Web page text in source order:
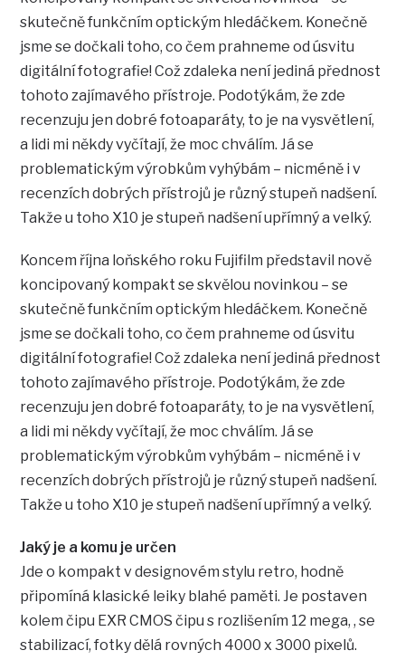
skutečně funkčním optickým hledáčkem. Konečně
jsme se dočkali toho, co čem prahneme od úsvitu
digitální fotografie! Což zdaleka není jediná přednost
tohoto zajímavého přístroje. Podotýkám, že zde
recenzuju jen dobré fotoaparáty, to je na vysvětlení,
a lidi mi někdy vyčítají, že moc chválím. Já se
problematickým výrobkům vyhýbám – nicméně i v
recenzích dobrých přístrojů je různý stupeň nadšení.
Takže u toho X10 je stupeň nadšení upřímný a velký.
Koncem října loňského roku Fujifilm představil nově
koncipovaný kompakt se skvělou novinkou – se
skutečně funkčním optickým hledáčkem. Konečně
jsme se dočkali toho, co čem prahneme od úsvitu
digitální fotografie! Což zdaleka není jediná přednost
tohoto zajímavého přístroje. Podotýkám, že zde
recenzuju jen dobré fotoaparáty, to je na vysvětlení,
a lidi mi někdy vyčítají, že moc chválím. Já se
problematickým výrobkům vyhýbám – nicméně i v
recenzích dobrých přístrojů je různý stupeň nadšení.
Takže u toho X10 je stupeň nadšení upřímný a velký.
Jaký je a komu je určen
Jde o kompakt v designovém stylu retro, hodně
připomíná klasické leiky blahé paměti. Je postaven
kolem čipu EXR CMOS čipu s rozlišením 12 mega, , se
stabilizací, fotky dělá rovných 4000 x 3000 pixelů.